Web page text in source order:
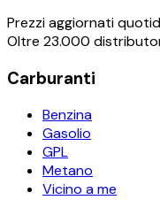
Prezzi aggiornati
Oltre 23.000
Carburanti
Benzina
Gasolio
GPL
Metano
Vicino a me